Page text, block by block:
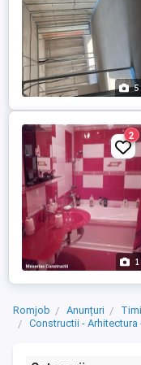
5
1
2
Romjob Anunțuri
Constructii - Arhitectura